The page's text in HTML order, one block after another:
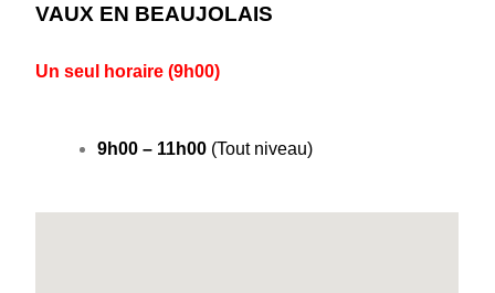
VAUX EN BEAUJOLAIS
Un seul horaire (9h00)
9h00 – 11h00 (Tout niveau)